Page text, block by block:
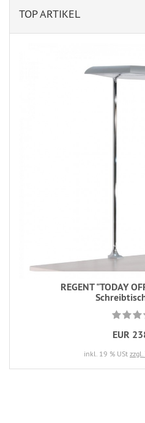
TOP ARTIKEL
REGENT "TODAY
EUR
inkl. 19 % USt zzgl.